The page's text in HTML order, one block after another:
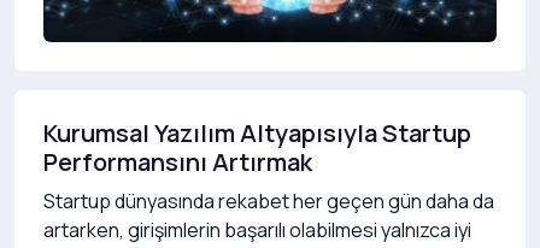
Kurumsal Yazılım Altyapısıyla Startup
Performansını Artırmak
Startup dünyasında rekabet her geçen gün daha da
artarken, girişimlerin başarılı olabilmesi yalnızca iyi